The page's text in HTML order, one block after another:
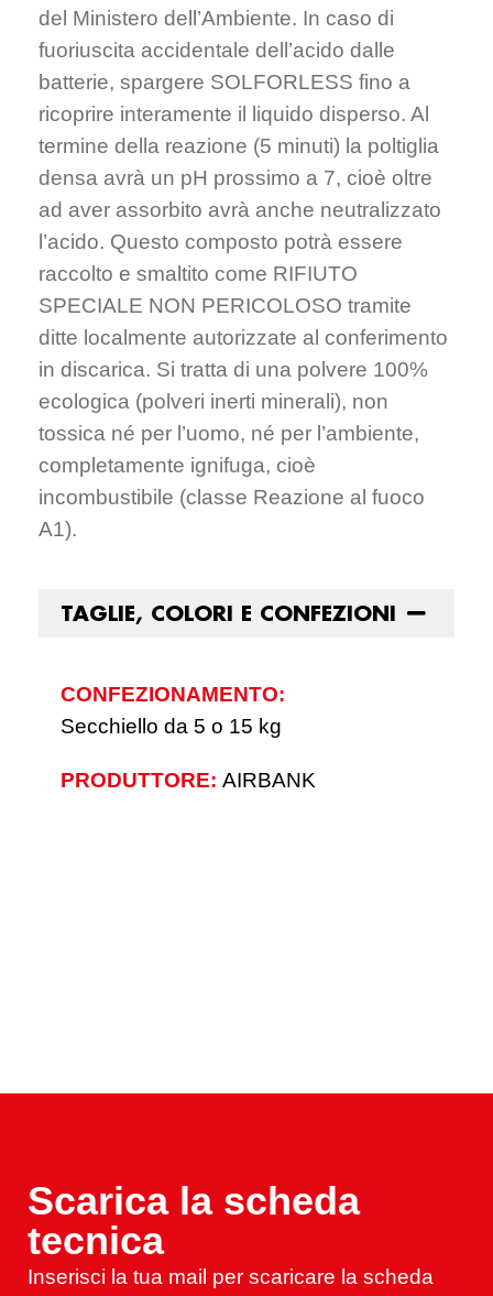
del Ministero dell’Ambiente. In caso di
fuoriuscita accidentale dell’acido dalle
batterie, spargere SOLFORLESS fino a
ricoprire interamente il liquido disperso. Al
termine della reazione (5 minuti) la poltiglia
densa avrà un pH prossimo a 7, cioè oltre
ad aver assorbito avrà anche neutralizzato
l’acido. Questo composto potrà essere
raccolto e smaltito come RIFIUTO
SPECIALE NON PERICOLOSO tramite
ditte localmente autorizzate al conferimento
in discarica. Si tratta di una polvere 100%
ecologica (polveri inerti minerali), non
tossica né per l’uomo, né per l’ambiente,
completamente ignifuga, cioè
incombustibile (classe Reazione al fuoco
A1).
TAGLIE, COLORI E CONFEZIONI
CONFEZIONAMENTO:
Secchiello da 5 o 15 kg
PRODUTTORE: AIRBANK
Scarica la scheda
tecnica
Inserisci la tua mail per scaricare la scheda